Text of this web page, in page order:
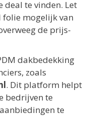
deal te vinden. Let
folie mogelijk van
de prijs-
dakbedekking
zoals
. Dit platform helpt
bedrijven te
te